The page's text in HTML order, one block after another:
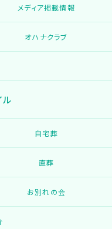
メディア掲載情報
オハナクラブ
ル
自宅葬
直葬
お別れの会